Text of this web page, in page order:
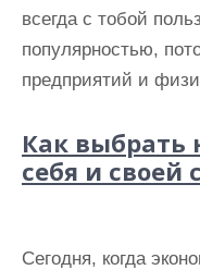
всегда с тобой
популярностью,
предприятий и
Как выбрать
себя и своей
Сегодня, когда